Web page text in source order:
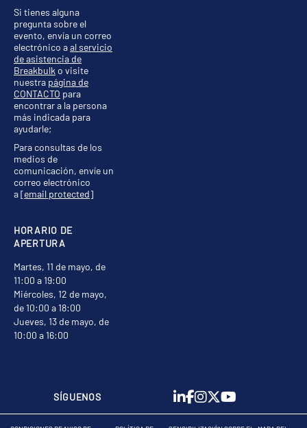
HORARIO DE
APERTURA
Martes, 11 de mayo, de
11:00 a 19:00
Miércoles, 12 de mayo,
de 10:00 a 18:00
Jueves, 13 de mayo, de
10:00 a 16:00
Si tienes alguna
pregunta sobre el
evento, envía un correo
electrónico aal servicio
de asistencia de
Breakbulk o visite
nuestra página de
CONTACTO para
encontrar a la persona
más indicada para
ayudarle;
Para consultas de los
medios de
comunicación, envíe un
correo electrónico
a[email protected]
SÍGUENOS